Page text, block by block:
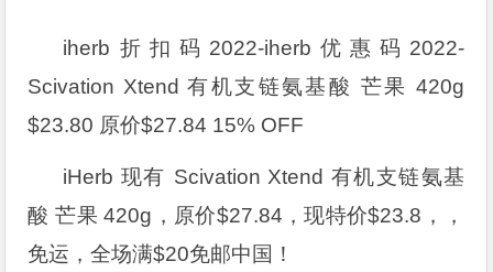
iherb折扣码2022-iherb优惠码2022-
Scivation Xtend 有机支链氨基酸 芒果 420g
$23.80 原价$27.84 15% OFF
iHerb 现有 Scivation Xtend 有机支链氨基
酸 芒果 420g，原价$27.84，现特价$23.8，，
免运，全场满$20免邮中国！